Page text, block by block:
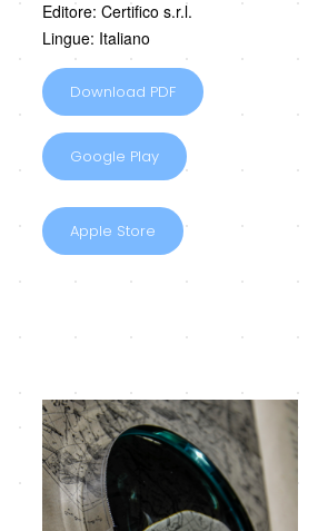
Editore: Certifico s.r.l.
Lingue: Italiano
Download PDF
Google Play
Apple Store